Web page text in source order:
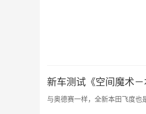
新车测试《空间魔术－
与奥德赛一样，全新本田飞度也